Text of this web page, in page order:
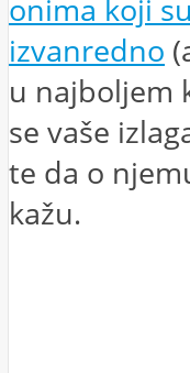
onima koji
izvanredno
u najboljem
se vaše
te da o
kažu.